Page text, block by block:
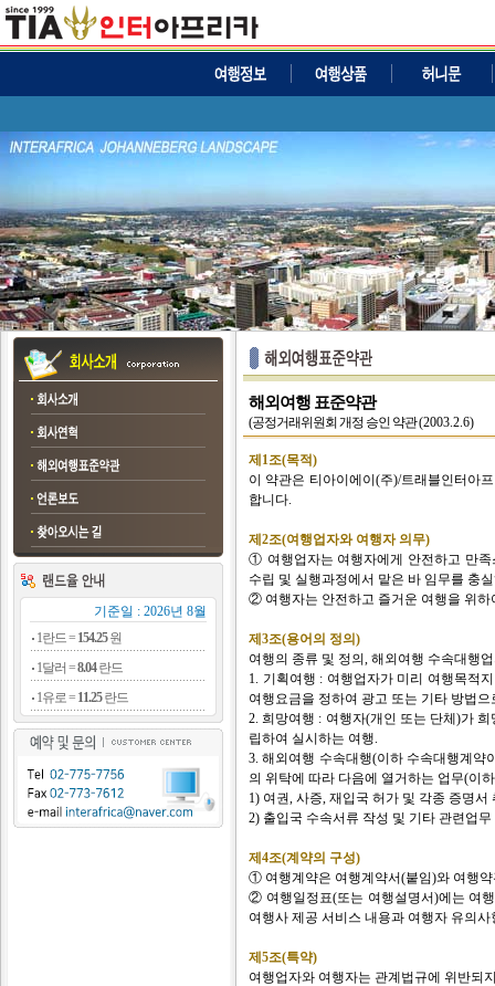
기준일 : 2026년 8월
1란드 = 154.25원
1달러 =8.04란드
1유로 = 11.25란드
해외여행 표준약관
(공정거래위원회 개정 승인 약관(2003.2.6)
제1조(목적)
이 약관은 티아이에이(주)/트래블인터아
합니다.
제2조(여행업자와 여행자 의무)
① 여행업자는 여행자에게 안전하고 만
수립 및 실행과정에서 맡은 바 임무를 충
② 여행자는 안전하고 즐거운 여행을 위하
제3조(용어의 정의)
여행의 종류 및 정의, 해외여행 수속대행
1. 기획여행 : 여행업자가 미리 여행목적
여행요금을 정하여 광고 또는 기타 방법
2. 희망여행 : 여행자(개인 또는 단체)가
립하여 실시하는 여행.
3. 해외여행 수속대행(이하 수속대행계약
의 위탁에 따라 다음에 열거하는 업무(이
1) 여권, 사증, 재입국 허가 및 각종 증명서
2) 출입국 수속서류 작성 및 기타 관련업무
제4조(계약의 구성)
① 여행계약은 여행계약서(붙임)와 여행
② 여행일정표(또는 여행설명서)에는 여
여행사 제공 서비스 내용과 여행자 유의
제5조(특약)
여행업자와 여행자는 관계법규에 위반되